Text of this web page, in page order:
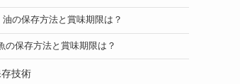
油の保存方法と賞味期限は？
の保存方法と賞味期限は？
技術